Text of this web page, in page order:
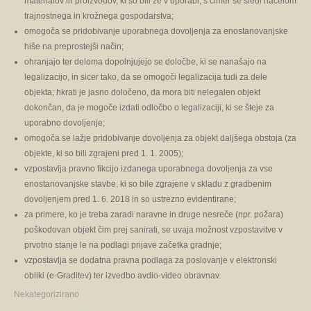
trajnostnega in krožnega gospodarstva;
omogoča se pridobivanje uporabnega dovoljenja za enostanovanjske
hiše na preprostejši način;
ohranjajo ter deloma dopolnjujejo se določbe, ki se nanašajo na
legalizacijo, in sicer tako, da se omogoči legalizacija tudi za dele
objekta; hkrati je jasno določeno, da mora biti nelegalen objekt
dokončan, da je mogoče izdati odločbo o legalizaciji, ki se šteje za
uporabno dovoljenje;
omogoča se lažje pridobivanje dovoljenja za objekt daljšega obstoja (za
objekte, ki so bili zgrajeni pred 1. 1. 2005);
vzpostavlja pravno fikcijo izdanega uporabnega dovoljenja za vse
enostanovanjske stavbe, ki so bile zgrajene v skladu z gradbenim
dovoljenjem pred 1. 6. 2018 in so ustrezno evidentirane;
za primere, ko je treba zaradi naravne in druge nesreče (npr. požara)
poškodovan objekt čim prej sanirati, se uvaja možnost vzpostavitve v
prvotno stanje le na podlagi prijave začetka gradnje;
vzpostavlja se dodatna pravna podlaga za poslovanje v elektronski
obliki (e-Graditev) ter izvedbo avdio-video obravnav.
Nekategorizirano